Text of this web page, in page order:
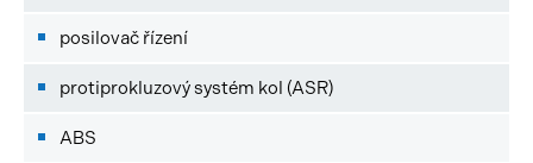
posilovač řízení
protiprokluzový systém kol (ASR)
ABS